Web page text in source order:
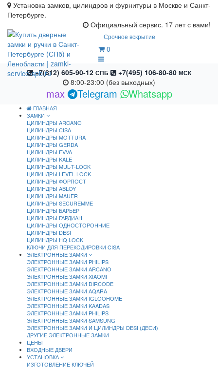
Установка замков, цилиндров и фурнитуры в Москве и Санкт-
Петербурге.
Официальный сервис. 17 лет с вами!
Срочное вскрытие
0
+7(812) 605-90-12 СПБ +7(495) 106-80-80 МСК
8:00-23:00 (без выходных)
max Telegram Whatsapp
ГЛАВНАЯ
ЗАМКИ
ЦИЛИНДРЫ ARCANO
ЦИЛИНДРЫ CISA
ЦИЛИНДРЫ MOTTURA
ЦИЛИНДРЫ GERDA
ЦИЛИНДРЫ EVVA
ЦИЛИНДРЫ KALE
ЦИЛИНДРЫ MUL-T-LOCK
ЦИЛИНДРЫ LEVEL LOCK
ЦИЛИНДРЫ ФОРПОСТ
ЦИЛИНДРЫ ABLOY
ЦИЛИНДРЫ MAUER
ЦИЛИНДРЫ SECUREMME
ЦИЛИНДРЫ БАРЬЕР
ЦИЛИНДРЫ ГАРДИАН
ЦИЛИНДРЫ ОДНОСТОРОННИЕ
ЦИЛИНДРЫ DESI
ЦИЛИНДРЫ HQ LOCK
КЛЮЧИ ДЛЯ ПЕРЕКОДИРОВКИ CISA
ЭЛЕКТРОННЫЕ ЗАМКИ
ЭЛЕКТРОННЫЕ ЗАМКИ PHILIPS
ЭЛЕКТРОННЫЕ ЗАМКИ ARCANO
ЭЛЕКТРОННЫЕ ЗАМКИ XIAOMI
ЭЛЕКТРОННЫЕ ЗАМКИ DIRCODE
ЭЛЕКТРОННЫЕ ЗАМКИ AQARA
ЭЛЕКТРОННЫЕ ЗАМКИ IGLOOHOME
ЭЛЕКТРОННЫЕ ЗАМКИ KAADAS
ЭЛЕКТРОННЫЕ ЗАМКИ PHILIPS
ЭЛЕКТРОННЫЕ ЗАМКИ SAMSUNG
ЭЛЕКТРОННЫЕ ЗАМКИ И ЦИЛИНДРЫ DESI (ДЕСИ)
ДРУГИЕ ЭЛЕКТРОННЫЕ ЗАМКИ
ЦЕНЫ
ВХОДНЫЕ ДВЕРИ
УСТАНОВКА
ИЗГОТОВЛЕНИЕ КЛЮЧЕЙ